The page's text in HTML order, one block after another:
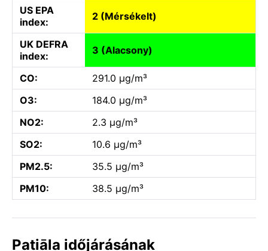
US EPA
index:
2 (Mérsékelt)
UK DEFRA
index:
3 (Alacsony)
CO:
291.0 µg/m³
O3:
184.0 µg/m³
NO2:
2.3 µg/m³
SO2:
10.6 µg/m³
PM2.5:
35.5 µg/m³
PM10:
38.5 µg/m³
Patiāla időjárásának